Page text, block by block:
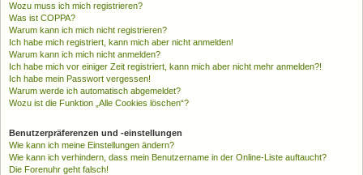
Wozu muss ich mich registrieren?
Was ist COPPA?
Warum kann ich mich nicht registrieren?
Ich habe mich registriert, kann mich aber nicht anmelden!
Warum kann ich mich nicht anmelden?
Ich habe mich vor einiger Zeit registriert, kann mich aber nicht mehr anmelden?!
Ich habe mein Passwort vergessen!
Warum werde ich automatisch abgemeldet?
Wozu ist die Funktion „Alle Cookies löschen“?
Benutzerpräferenzen und -einstellungen
Wie kann ich meine Einstellungen ändern?
Wie kann ich verhindern, dass mein Benutzername in der Online-Liste auftaucht?
Die Forenuhr geht falsch!